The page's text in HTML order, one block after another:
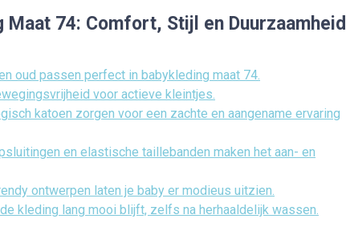
Maat 74: Comfort, Stijl en Duurzaamheid
oud passen perfect in babykleding maat 74.
voor actieve kleintjes.
katoen zorgen voor een zachte en aangename ervaring
en elastische taillebanden maken het aan- en
ontwerpen laten je baby er modieus uitzien.
kleding lang mooi blijft, zelfs na herhaaldelijk wassen.